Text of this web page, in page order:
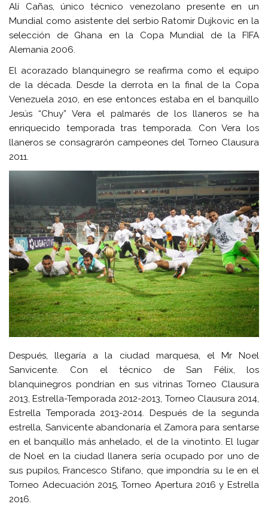
Alí Cañas, único técnico venezolano presente en un
Mundial como asistente del serbio Ratomir Dujkovic en la
selección de Ghana en la Copa Mundial de la FIFA
Alemania 2006.
El acorazado blanquinegro se reafirma como el equipo
de la década. Desde la derrota en la final de la Copa
Venezuela 2010, en ese entonces estaba en el banquillo
Jesús “Chuy” Vera el palmarés de los llaneros se ha
enriquecido temporada tras temporada. Con Vera los
llaneros se consagrarón campeones del Torneo Clausura
2011.
Después, llegaría a la ciudad marquesa, el Mr Noel
Sanvicente. Con el técnico de San Félix, los
blanquinegros pondrían en sus vitrinas Torneo Clausura
2013, Estrella-Temporada 2012-2013, Torneo Clausura 2014,
Estrella Temporada 2013-2014. Después de la segunda
estrella, Sanvicente abandonaría el Zamora para sentarse
en el banquillo más anhelado, el de la vinotinto. El lugar
de Noel en la ciudad llanera sería ocupado por uno de
sus pupilos, Francesco Stifano, que impondría su le en el
Torneo Adecuación 2015, Torneo Apertura 2016 y Estrella
2016.